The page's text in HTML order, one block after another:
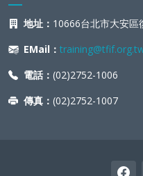
地址： 10666台北市大安
EMail：
電話： (02)2752-1006
傳真： (02)2752-1007